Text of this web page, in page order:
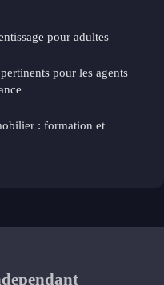
pour adultes
pour les agents
: formation et